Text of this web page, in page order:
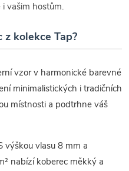
vašim hostům.
kolekce Tap?
vzor v harmonické barevné
minimalistických i tradičních
místnosti a podtrhne váš
výškou vlasu 8 mm a
nabízí koberec měkký a